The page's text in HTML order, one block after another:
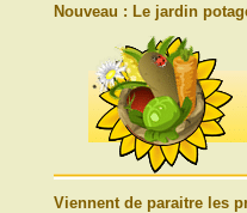
Nouveau : Le jardin
Viennent de paraitre les